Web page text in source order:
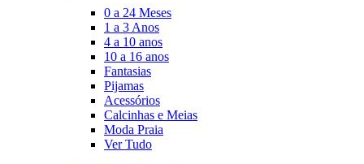
0 a 24 Meses
1 a 3 Anos
4 a 10 anos
10 a 16 anos
Fantasias
Pijamas
Acessórios
Calcinhas e Meias
Moda Praia
Ver Tudo